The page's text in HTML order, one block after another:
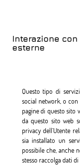
Interazione
esterne
Questo tipo di
social network, o
pagine di questo sito
da questo sito web
privacy dell’Utente
sia installato un
possibile che, anche
stesso raccolga dati